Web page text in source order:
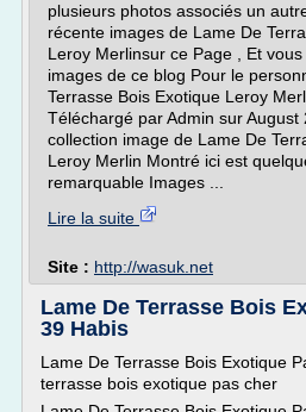
plusieurs photos associés un
récente images de Lame De
Leroy Merlinsur ce Page , Et
images de ce blog Pour le
Terrasse Bois Exotique Leroy
Téléchargé par Admin sur
collection image de Lame De
Leroy Merlin Montré ici est
remarquable Images ...
Lire la suite
Site : http://wasuk.net
Lame De Terrasse Bois
39 Habis
Lame De Terrasse Bois Exotique
terrasse bois exotique pas cher